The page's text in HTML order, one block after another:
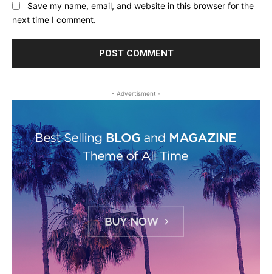
Save my name, email, and website in this browser for the
next time I comment.
- Advertisment -